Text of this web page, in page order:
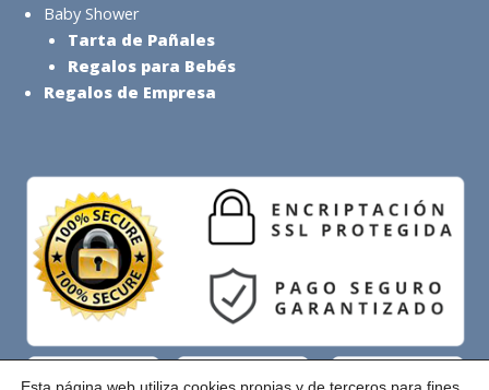
Baby Shower
Tarta de Pañales
Regalos para Bebés
Regalos de Empresa